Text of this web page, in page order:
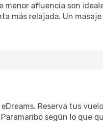
menor afluencia son
más relajada. Un
Reserva tus
según lo que